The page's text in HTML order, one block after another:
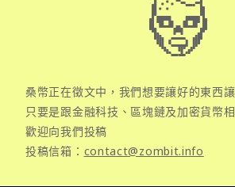
桑幣正在徵文中，我們想要讓好的東西
只要是跟金融科技、區塊鏈及加密貨幣
歡迎向我們投稿
投稿信箱： contact@zombit.info